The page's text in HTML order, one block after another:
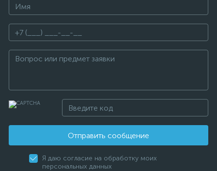
Отправить сообщение
Я даю согласие на обработку моих
персональных данных